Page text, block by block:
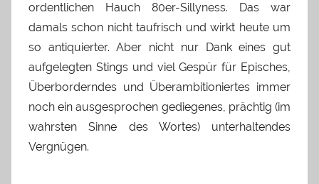
ordentlichen Hauch 80er-Sillyness. Das war
damals schon nicht taufrisch und wirkt heute um
so antiquierter. Aber nicht nur Dank eines gut
aufgelegten Stings und viel Gespür für Episches,
Überborderndes und Überambitioniertes immer
noch ein ausgesprochen gediegenes, prächtig (im
wahrsten Sinne des Wortes) unterhaltendes
Vergnügen.